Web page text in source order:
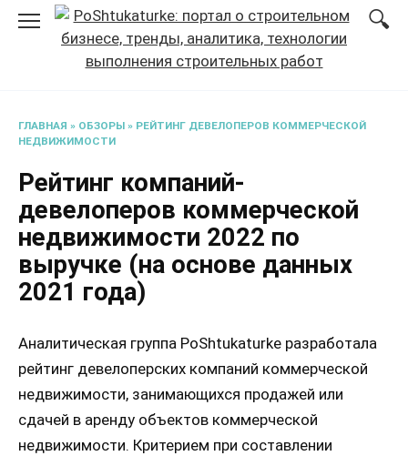
Перейти
содержанию
ГЛАВНАЯ » ОБЗОРЫ » РЕЙТИНГ ДЕВЕЛОПЕРОВ КОММЕРЧЕСКОЙ
НЕДВИЖИМОСТИ
Рейтинг компаний-
девелоперов коммерческой
недвижимости 2022 по
выручке (на основе данных
2021 года)
Аналитическая группа PoShtukaturke разработала
рейтинг девелоперских компаний коммерческой
недвижимости, занимающихся продажей или
сдачей в аренду объектов коммерческой
недвижимости. Критерием при составлении